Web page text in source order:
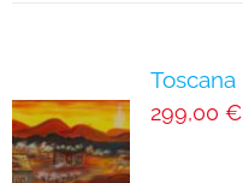
Toscana
299,00 €